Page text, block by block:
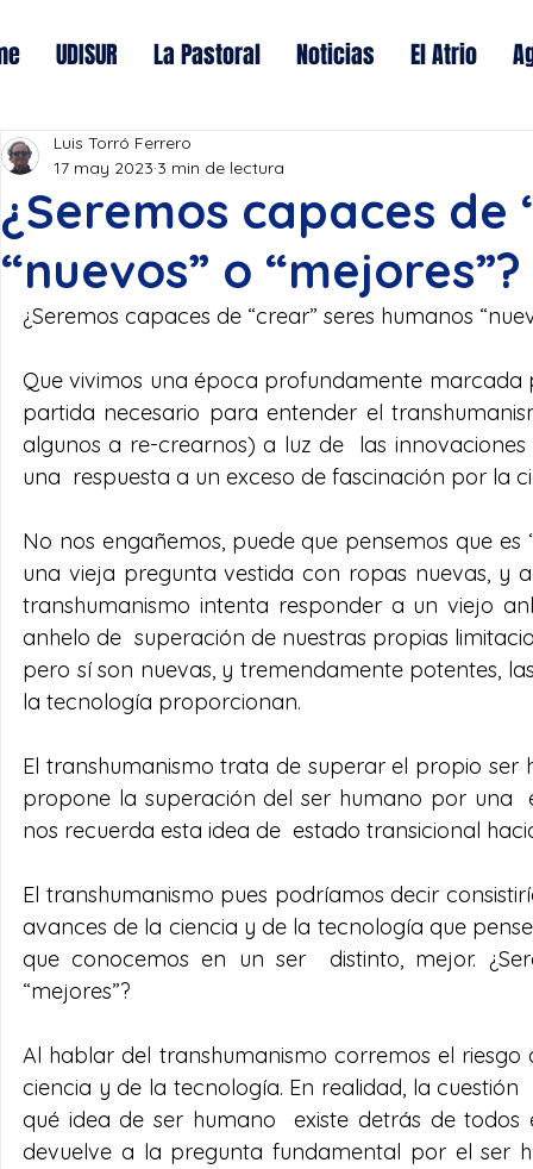
UDISUR La Pastoral Noticias El Atrio
¿Seremos capaces de
“nuevos” o “mejores”?
Luis Torró Ferrero
17 may 2023 3 min de lectura
¿Seremos capaces de “crear” seres humanos
Que vivimos una época profundamente
partida necesario para entender el
algunos a re-crearnos) a luz de  las
una  respuesta a un exceso de fascinación por la
No nos engañemos, puede que pensemos que
una vieja pregunta vestida con ropas nuevas, y
transhumanismo intenta responder a un viejo
anhelo de  superación de nuestras propias
pero sí son nuevas, y tremendamente potentes,
la tecnología proporcionan.
El transhumanismo trata de superar el propio ser
propone la superación del ser humano por una
nos recuerda esta idea de  estado transicional
El transhumanismo pues podríamos decir
avances de la ciencia y de la tecnología que
que conocemos en un ser  distinto, mejor.
“mejores”?
Al hablar del transhumanismo corremos el
ciencia y de la tecnología. En realidad, la
qué idea de ser humano  existe detrás de todos
devuelve a la pregunta fundamental por el ser